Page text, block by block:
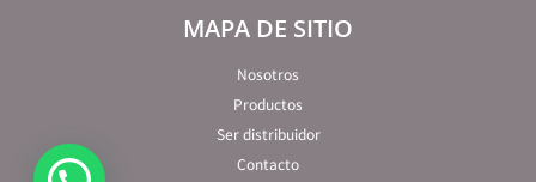
MAPA DE SITIO
Nosotros
Productos
Ser distribuidor
Contacto